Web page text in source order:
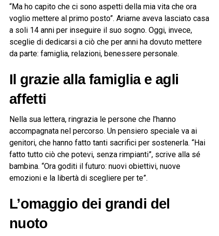
“Ma ho capito che ci sono aspetti della mia vita che ora
voglio mettere al primo posto”. Ariarne aveva lasciato casa
a soli 14 anni per inseguire il suo sogno. Oggi, invece,
sceglie di dedicarsi a ciò che per anni ha dovuto mettere
da parte: famiglia, relazioni, benessere personale.
Il grazie alla famiglia e agli
affetti
Nella sua lettera, ringrazia le persone che l’hanno
accompagnata nel percorso. Un pensiero speciale va ai
genitori, che hanno fatto tanti sacrifici per sostenerla. “Hai
fatto tutto ciò che potevi, senza rimpianti”, scrive alla sé
bambina. “Ora goditi il futuro: nuovi obiettivi, nuove
emozioni e la libertà di scegliere per te”.
L’omaggio dei grandi del
nuoto